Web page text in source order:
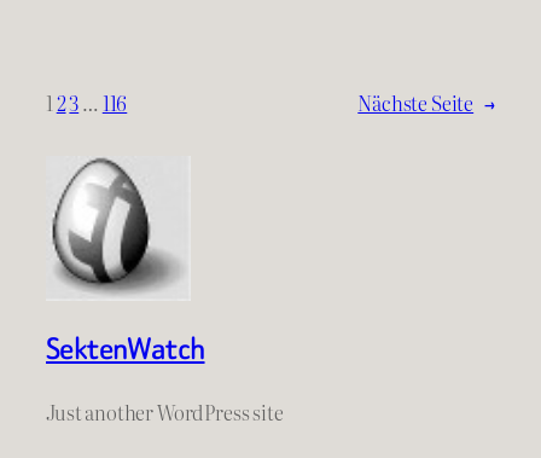
1 23… 116 Nächste Seite →
SektenWatch
Just another WordPress site